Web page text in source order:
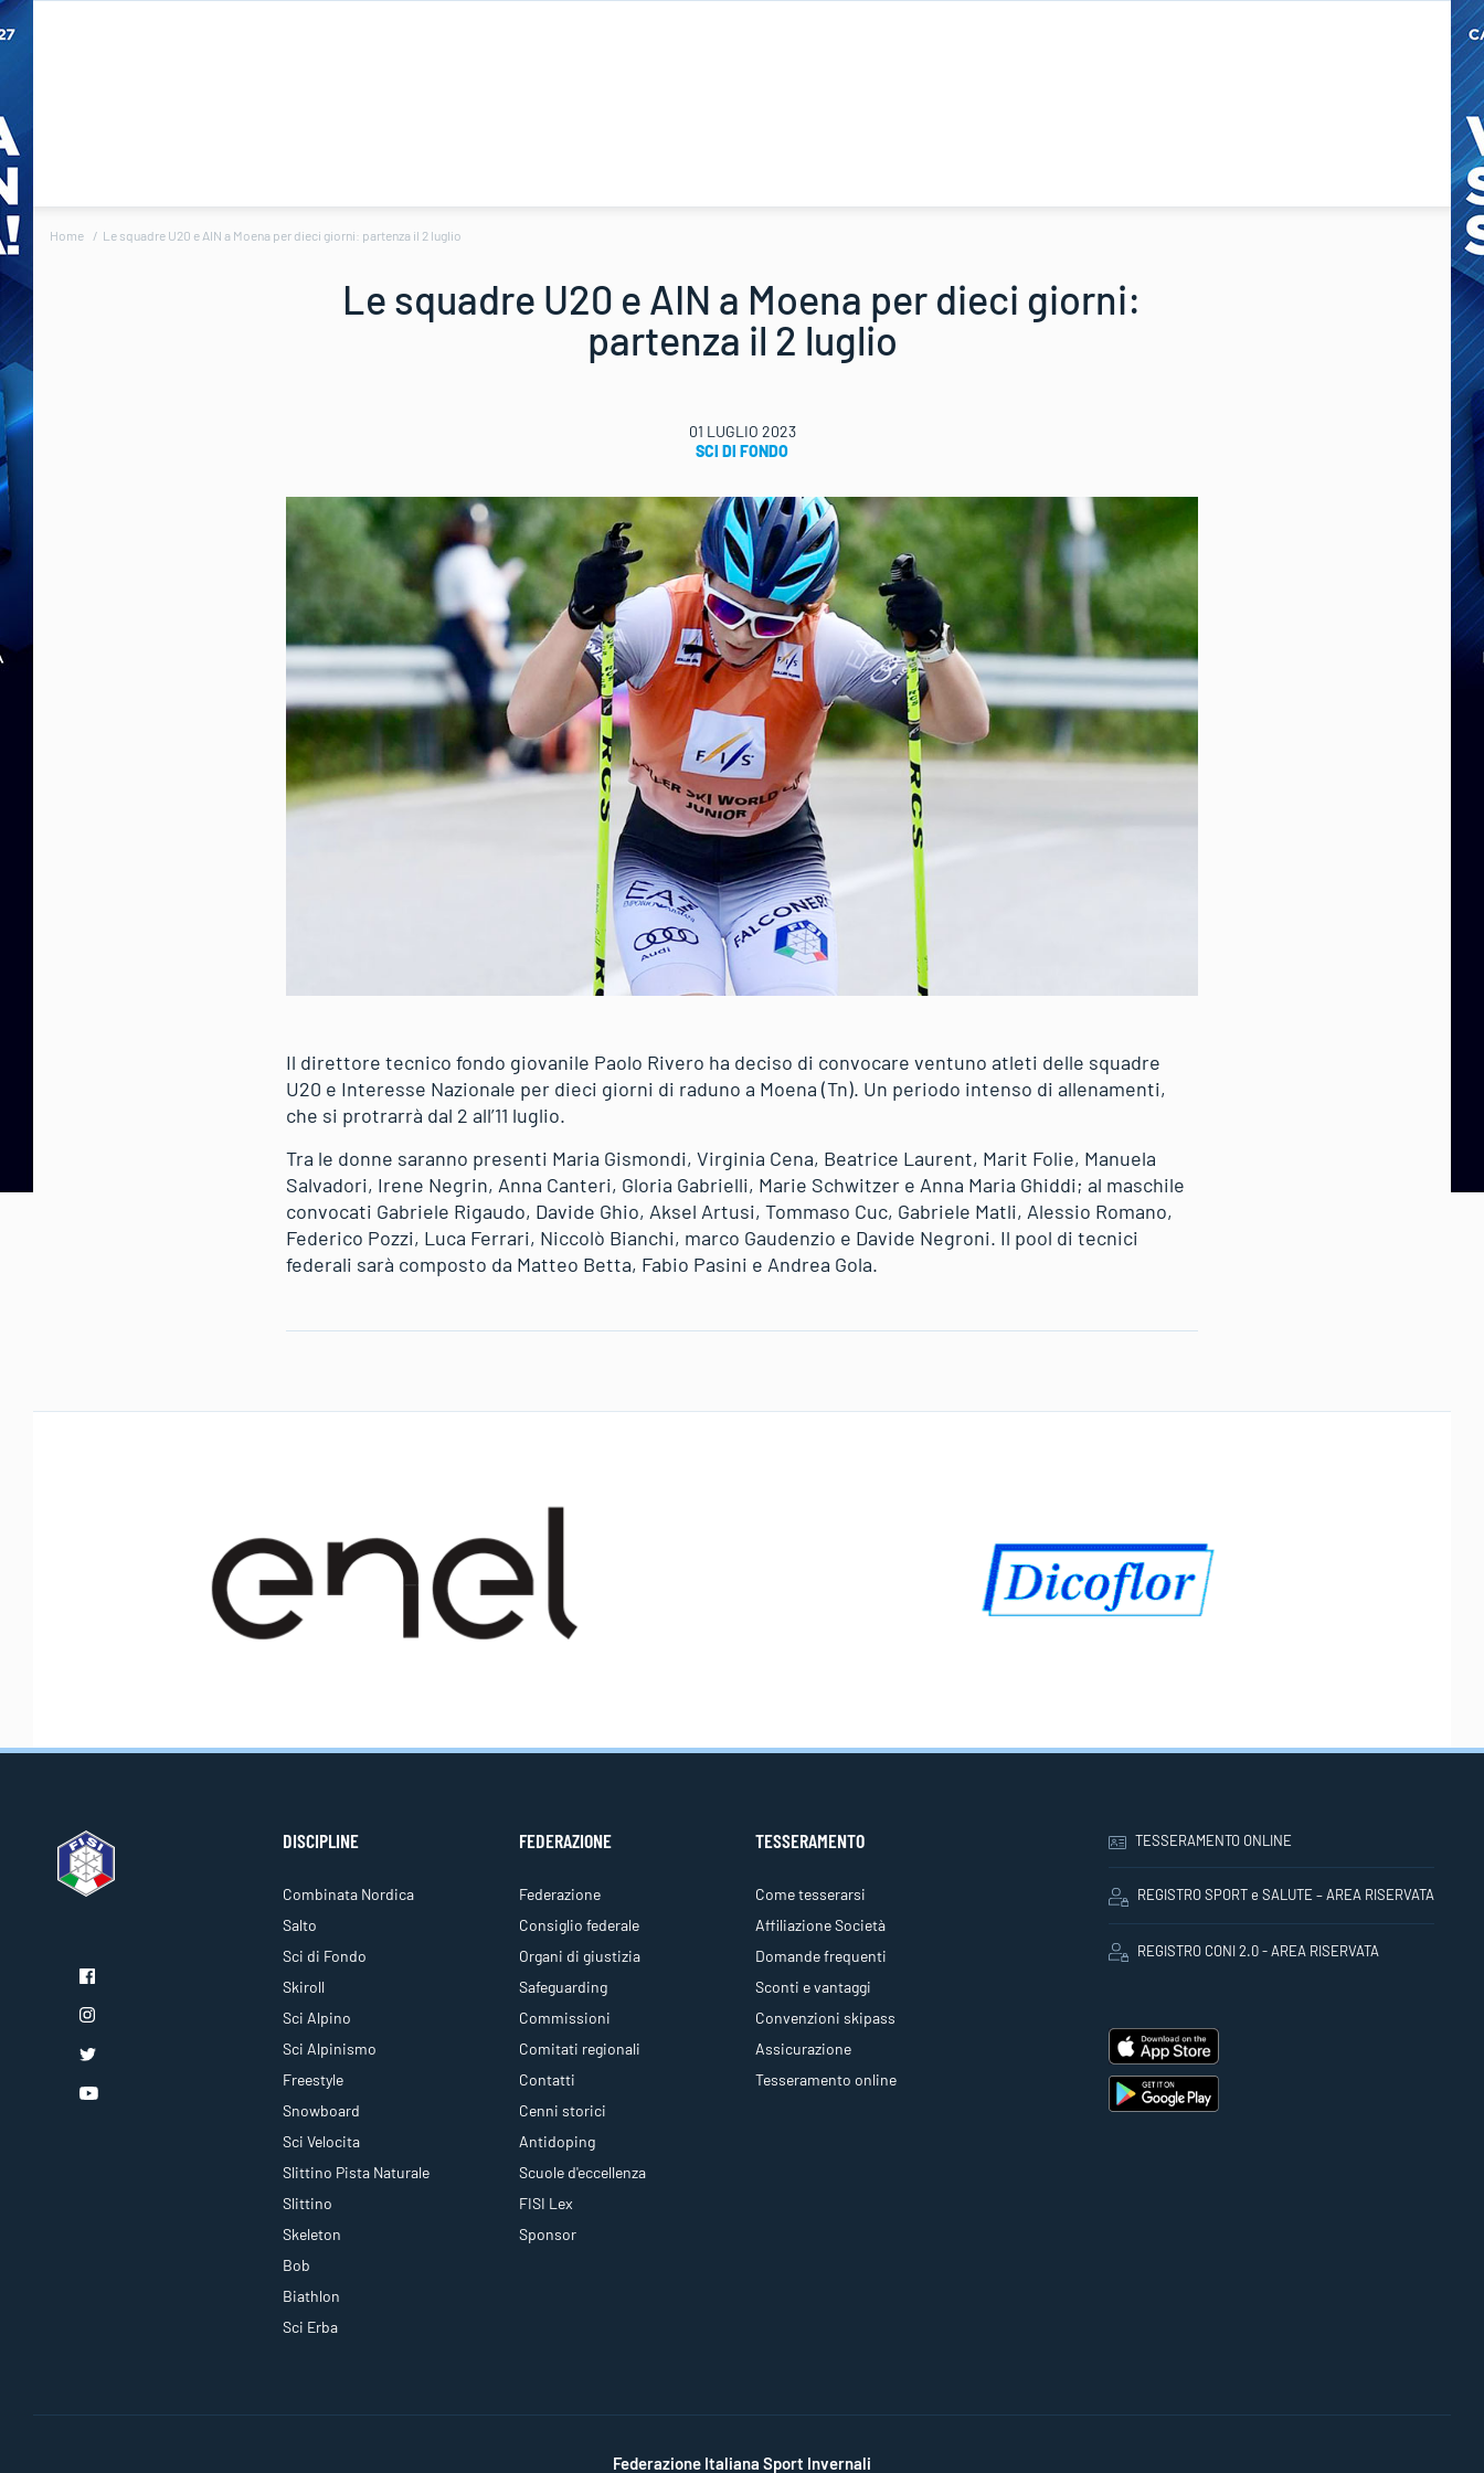
Home Le squadre U20 e AIN a Moena per dieci giorni: partenza il 2 luglio
Le squadre U20 e AIN a Moena per dieci giorni:
partenza il 2 luglio
01 LUGLIO 2023
SCI DI FONDO
Il direttore tecnico fondo giovanile Paolo Rivero ha deciso di convocare ventuno atleti delle squadre
U20 e Interesse Nazionale per dieci giorni di raduno a Moena (Tn). Un periodo intenso di allenamenti,
che si protrarrà dal 2 all’11 luglio.
Tra le donne saranno presenti Maria Gismondi, Virginia Cena, Beatrice Laurent, Marit Folie, Manuela
Salvadori, Irene Negrin, Anna Canteri, Gloria Gabrielli, Marie Schwitzer e Anna Maria Ghiddi; al maschile
convocati Gabriele Rigaudo, Davide Ghio, Aksel Artusi, Tommaso Cuc, Gabriele Matli, Alessio Romano,
Federico Pozzi, Luca Ferrari, Niccolò Bianchi, marco Gaudenzio e Davide Negroni. Il pool di tecnici
federali sarà composto da Matteo Betta, Fabio Pasini e Andrea Gola.
DISCIPLINE
Combinata Nordica
Salto
Sci di Fondo
Skiroll
Sci Alpino
Sci Alpinismo
Freestyle
Snowboard
Sci Velocita
Slittino Pista Naturale
Slittino
Skeleton
Bob
Biathlon
Sci Erba
FEDERAZIONE
Federazione
Consiglio federale
Organi di giustizia
Safeguarding
Commissioni
Comitati regionali
Contatti
Cenni storici
Antidoping
Scuole d'eccellenza
FISI Lex
Sponsor
TESSERAMENTO
Come tesserarsi
Affiliazione Società
Domande frequenti
Sconti e vantaggi
Convenzioni skipass
Assicurazione
Tesseramento online
TESSERAMENTO ONLINE
REGISTRO SPORT e SALUTE – AREA RISERVATA
REGISTRO CONI 2.0 - AREA RISERVATA
Federazione Italiana Sport Invernali